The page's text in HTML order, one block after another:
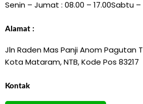
Senin – Jumat : 08.00 – 17.00Sabtu –
Alamat :
Jln Raden Mas Panji Anom Pagutan
Kota Mataram, NTB, Kode Pos 83217
Kontak